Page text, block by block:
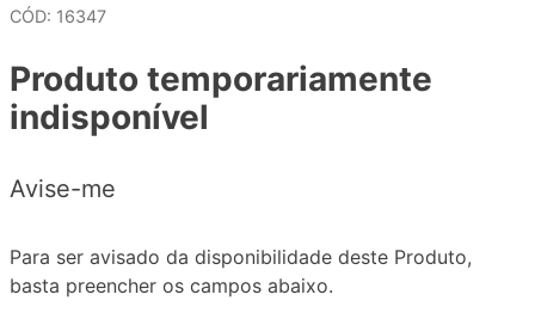
CÓD: 16347
Produto temporariamente
indisponível
Avise-me
Para ser avisado da disponibilidade deste Produto,
basta preencher os campos abaixo.